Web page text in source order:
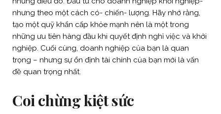
nhưng theo một cách có- chiến- lượng. Hãy nhớ rằng,
tạo một quỹ khẩn cấp khỏe mạnh nên là một trong
những ưu tiên hàng đầu khi quyết định nghỉ việc và khởi
nghiệp. Cuối cùng, doanh nghiệp của bạn là quan
trọng – nhưng sự ổn định tài chính của bạn mới là vấn
đề quan trọng nhất.
Coi chừng kiệt sức